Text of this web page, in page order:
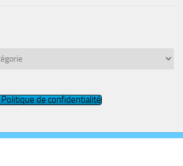
Politique de confidentialité